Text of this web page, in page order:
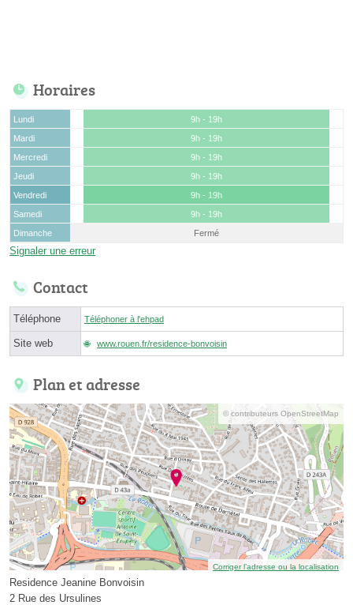
Horaires
Lundi
9h - 19h
Mardi
9h - 19h
Mercredi
9h - 19h
Jeudi
9h - 19h
Vendredi
9h - 19h
Samedi
9h - 19h
Dimanche
Fermé
Signaler une erreur
Contact
Téléphone Téléphoner à l'ehpad
Site web www.rouen.fr/residence-bonvoisin
Plan et adresse
© contributeurs OpenStreetMap
Corriger l’adresse ou la localisation
Residence Jeanine Bonvoisin
2 Rue des Ursulines